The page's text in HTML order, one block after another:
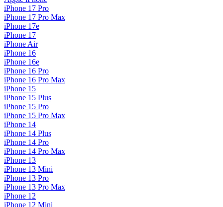
iPhone 17 Pro
iPhone 17 Pro Max
iPhone 17e
iPhone 17
iPhone Air
iPhone 16
iPhone 16e
iPhone 16 Pro
iPhone 16 Pro Max
iPhone 15
iPhone 15 Plus
iPhone 15 Pro
iPhone 15 Pro Max
iPhone 14
iPhone 14 Plus
iPhone 14 Pro
iPhone 14 Pro Max
iPhone 13
iPhone 13 Mini
iPhone 13 Pro
iPhone 13 Pro Max
iPhone 12
iPhone 12 Mini